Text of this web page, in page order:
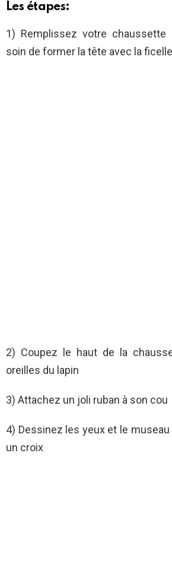
Les étapes:
1) Remplissez votre
soin de former la tête avec la ficelle
2) Coupez le haut de la
oreilles du lapin
3) Attachez un joli ruban à son cou
4) Dessinez les yeux et le
un croix